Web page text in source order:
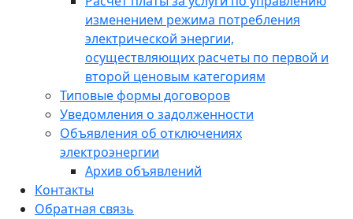
изменением режима потребления
электрической энергии,
осуществляющих расчеты по первой и
второй ценовым категориям
Типовые формы договоров
Уведомления о задолженности
Объявления об отключениях
электроэнергии
Архив объявлений
Контакты
Обратная связь